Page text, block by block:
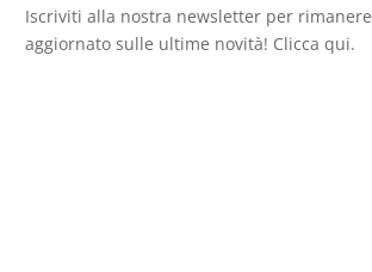
Iscriviti alla nostra newsletter per rimanere
aggiornato sulle ultime novità! Clicca qui.